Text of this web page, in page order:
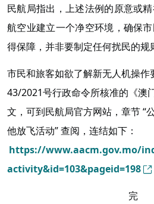
民航局指出，上述法例的原意或
航空业建立一个净空环境，确保
得保障，并非要制定任何扰民的规
市民和旅客如欲了解新无人机操作
43/2021号行政命令所核准的《澳
文，可到民航局官方网站，章节 “
他放飞活动” 查阅，连结如下：
https://www.aacm.gov.mo/
activity&id=103&pageid=198
完